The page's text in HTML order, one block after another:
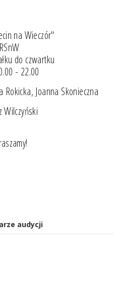
na Wieczór"
do czwartku
- 22.00
Rokicka, Joanna Skonieczna
Wilczyński
audycji